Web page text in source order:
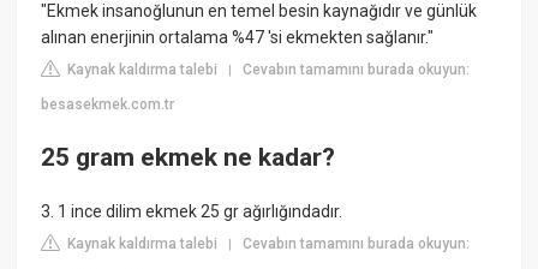
"Ekmek insanoğlunun en temel besin kaynağıdır ve günlük
alınan enerjinin ortalama %47 'si ekmekten sağlanır."
Kaynak kaldırma talebi |Cevabın tamamını burada okuyun:
besasekmek.com.tr
25 gram ekmek ne kadar?
3. 1 ince dilim ekmek 25 gr ağırlığındadır.
Kaynak kaldırma talebi |Cevabın tamamını burada okuyun: